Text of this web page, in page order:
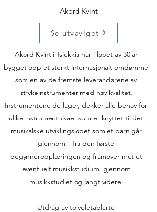
Akord Kvint
Se utvavlget
Akord Kvint i Tsjekkia har i løpet av 30 år
bygget opp et sterkt internasjonalt omdømme
som en av de fremste leverandørene av
strykeinstrumenter med høy kvalitet.
Instrumentene de lager, dekker alle behov for
ulike instrumentnivåer som er knyttet til det
musikalske utviklingsløpet som et barn går
gjennom – fra den første
begynneropplæringen og framover mot et
eventuelt musikkstudium, gjennom
musikkstudiet og langt videre.
Utdrag av to veletablerte